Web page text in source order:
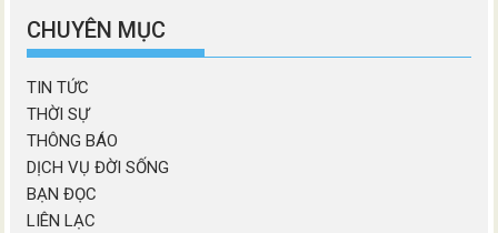
mục
CHUYÊN MỤC
TIN TỨC
THỜI SỰ
THÔNG BÁO
DỊCH VỤ ĐỜI SỐNG
BẠN ĐỌC
LIÊN LẠC